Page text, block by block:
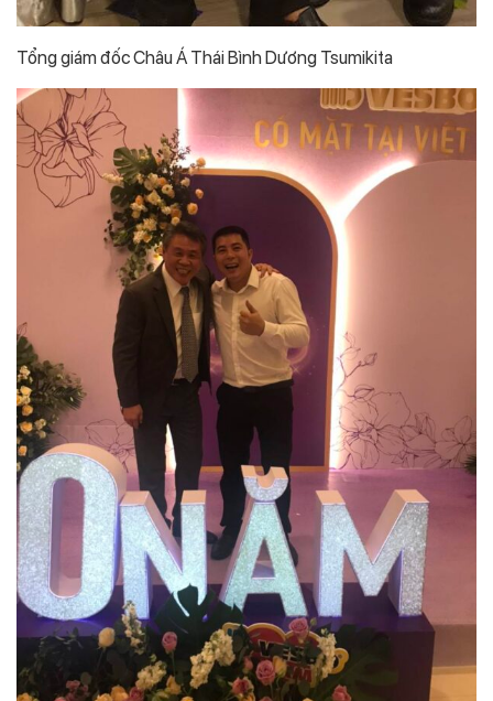
Tổng giám đốc Châu Á Thái Bình Dương Tsumikita